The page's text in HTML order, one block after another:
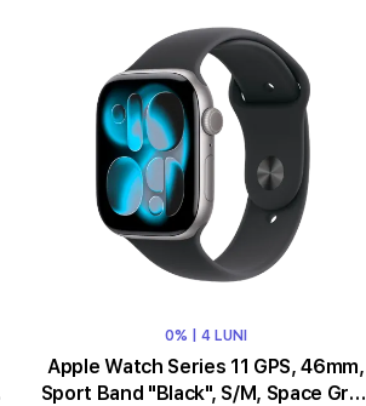
0% | 4 LUNI
Apple Watch Series 11 GPS, 46mm,
Sport Band "Black", S/M, Space Grey